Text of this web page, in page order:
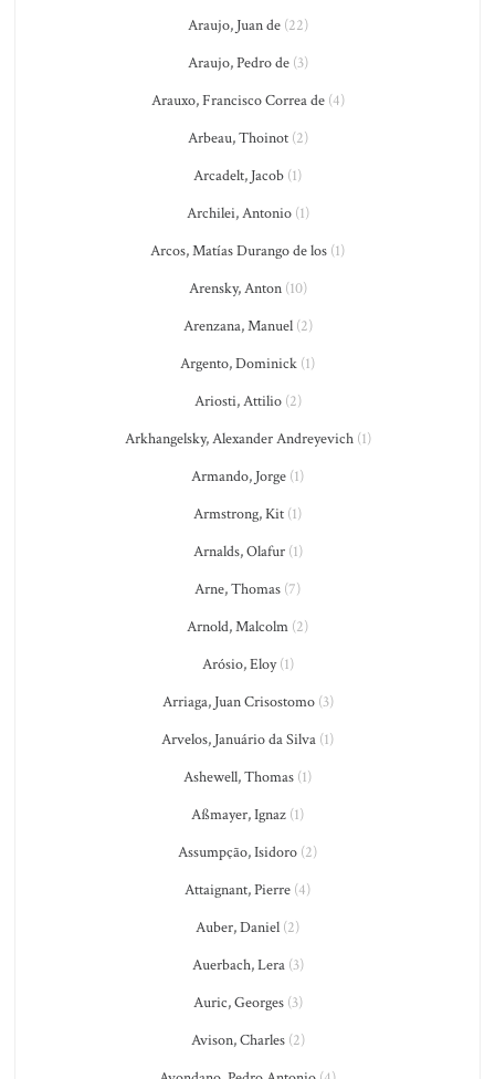
Araujo, Juan de(22)
Araujo, Pedro de(3)
Arauxo, Francisco Correa de(4)
Arbeau, Thoinot(2)
Arcadelt, Jacob (1)
Archilei, Antonio(1)
Arcos, Matías Durango de los (1)
Arensky, Anton(10)
Arenzana, Manuel(2)
Argento, Dominick (1)
Ariosti, Attilio(2)
Arkhangelsky, Alexander Andreyevich(1)
Armando, Jorge (1)
Armstrong, Kit (1)
Arnalds, Olafur(1)
Arne, Thomas (7)
Arnold, Malcolm (2)
Arósio, Eloy(1)
Arriaga, Juan Crisostomo(3)
Arvelos, Januário da Silva (1)
Ashewell, Thomas (1)
Aßmayer, Ignaz (1)
Assumpção, Isidoro (2)
Attaignant, Pierre (4)
Auber, Daniel (2)
Auerbach, Lera(3)
Auric, Georges(3)
Avison, Charles(2)